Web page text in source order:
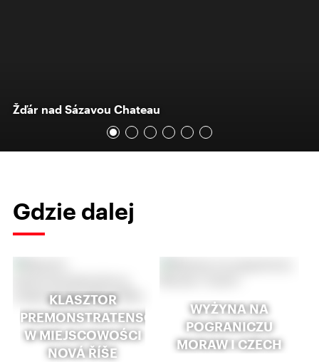
Žďár nad Sázavou Chateau
Gdzie dalej
KLASZTOR
PREMONSTRATENSÓW
W MIEJSCOWOŚCI
NOVÁ ŘÍŠE
WYŻYNA NA
POGRANICZU
MORAW I CZECH